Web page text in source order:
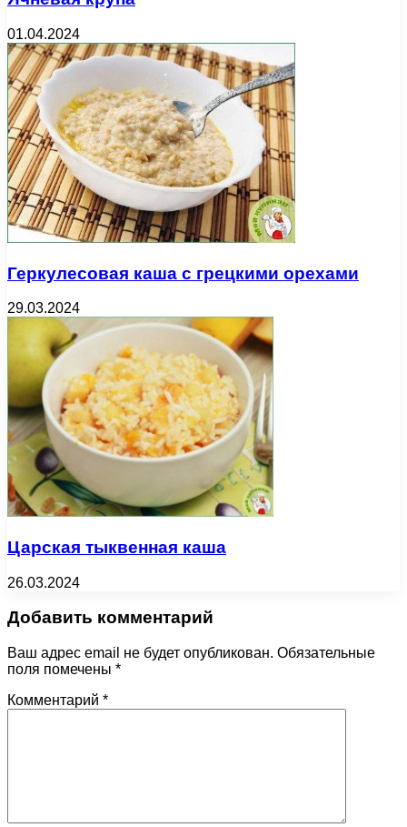
01.04.2024
Геркулесовая каша с грецкими орехами
29.03.2024
Царская тыквенная каша
26.03.2024
Добавить комментарий
Ваш адрес email не будет опубликован. Обязательные
поля помечены *
Комментарий *